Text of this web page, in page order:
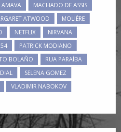
AMAVA
MACHADO DE ASSIS
ATWOOD
MOLIÈRE
NETFLIX
NIRVANA
54
PATRICK MODIANO
BOLAÑO
RUA PARAÍBA
SELENA GOMEZ
VLADIMIR NABOKOV